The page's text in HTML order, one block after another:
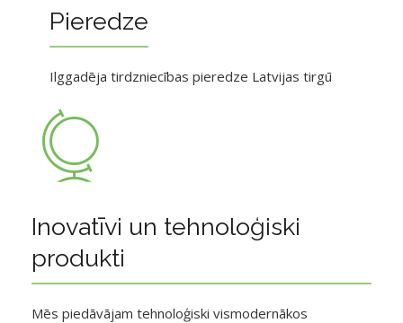
Pieredze
Ilggadēja tirdzniecības pieredze Latvijas tirgū
Inovatīvi un tehnoloģiski
produkti
Mēs piedāvājam tehnoloģiski vismodernākos